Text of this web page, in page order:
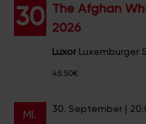
30 The Afghan
2026
Luxor Luxemburger
45.50€
MI. 30. September |